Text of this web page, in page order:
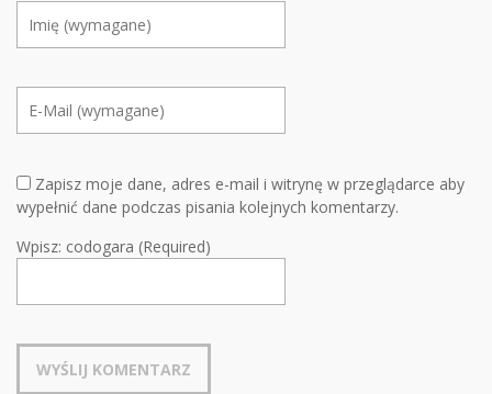
Zapisz moje dane, adres e-mail i witrynę w przeglądarce aby
wypełnić dane podczas pisania kolejnych komentarzy.
Wpisz: codogara (Required)